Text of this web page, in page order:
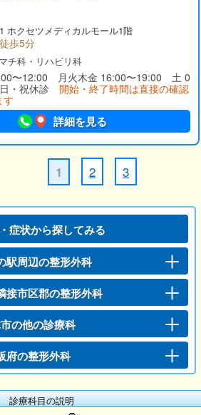
ホクセツメディカルモール1階
歩5分
チ科・リハビリ科
〜12:00 月火木金 16:00〜19:00 土 0
・祝休診 開始・終了時間は直接の確認
す
詳細を見る
1 2 3
症状から探してみる
駅周辺の整形外科
接市区郡の整形外科
の他の診療科
府の整形外科
診療科目の説明